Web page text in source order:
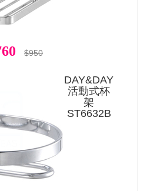
$950
DAY&DAY
活動式杯
架
ST6632B